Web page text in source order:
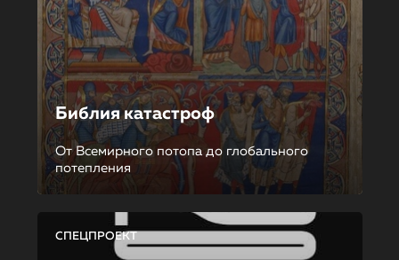
Библия катастроф
От Всемирного потопа до глобального
потепления
СПЕЦПРОЕКТ